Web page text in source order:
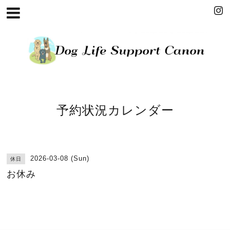
予約状況カレンダー
休日 2026-03-08 (Sun)
お休み